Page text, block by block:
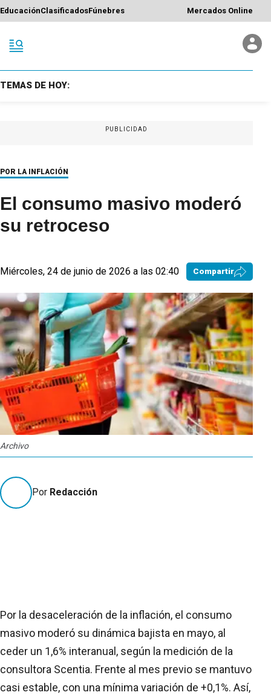
EducaciónClasificadosFúnebres Mercados Online
TEMAS DE HOY:
PUBLICIDAD
POR LA INFLACIÓN
El consumo masivo moderó
su retroceso
Miércoles, 24 de junio de 2026 a las 02:40 Compartir
Archivo
Por Redacción
Por la desaceleración de la inflación, el consumo
masivo moderó su dinámica bajista en mayo, al
ceder un 1,6% interanual, según la medición de la
consultora Scentia. Frente al mes previo se mantuvo
casi estable, con una mínima variación de +0,1%. Así,